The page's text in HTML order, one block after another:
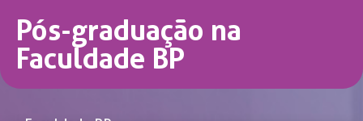
Pós-graduação na
Faculdade BP